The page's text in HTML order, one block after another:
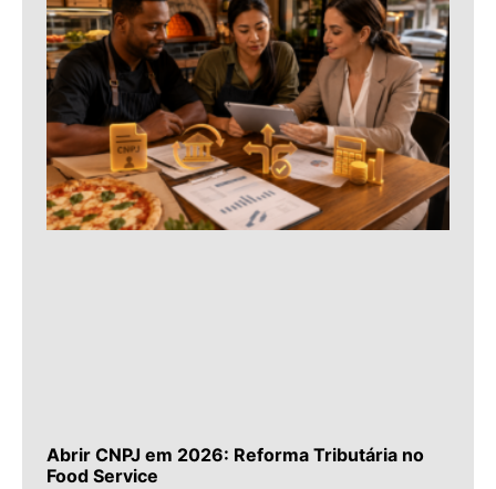
Abrir CNPJ em 2026: Reforma Tributária no
Food Service